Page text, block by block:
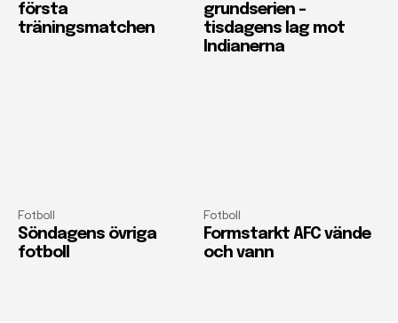
första
träningsmatchen
grundserien –
tisdagens lag mot
Indianerna
Fotboll
Söndagens övriga
fotboll
Fotboll
Formstarkt AFC vände
och vann